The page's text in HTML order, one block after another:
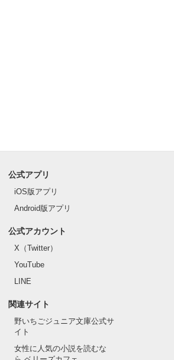
公式アプリ
iOS版アプリ
Android版アプリ
公式アカウント
X（Twitter）
YouTube
LINE
関連サイト
野いちごジュニア文庫公式サ
イト
女性に人気の小説を読むな